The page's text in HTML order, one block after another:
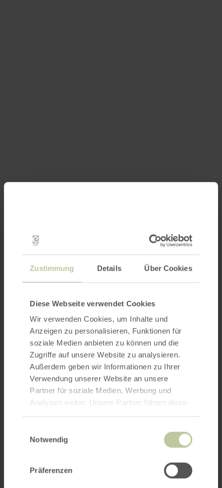
Zustimmung Details Über Cookies
Diese Webseite verwendet Cookies
Wir verwenden Cookies, um Inhalte und
Anzeigen zu personalisieren, Funktionen für
soziale Medien anbieten zu können und die
Zugriffe auf unsere Website zu analysieren.
Außerdem geben wir Informationen zu Ihrer
Verwendung unserer Website an unsere
Partner für soziale Medien, Werbung und
Analysen weiter. Unsere Partner führen diese
haben oder die sie im Rahmen Ihrer Nutzung
Notwendig
Präferenzen